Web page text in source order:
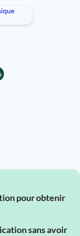
pour obtenir
sans avoir